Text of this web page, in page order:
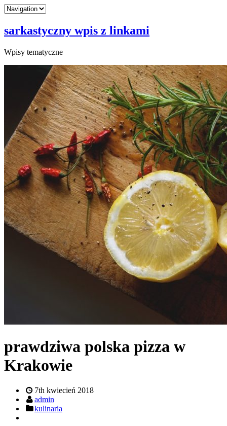
sarkastyczny wpis z linkami
Wpisy tematyczne
prawdziwa polska pizza w
Krakowie
7th kwiecień 2018
admin
kulinaria